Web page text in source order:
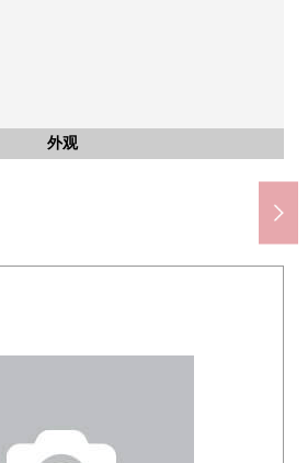
外观
客厅
厨房
公共汽车
客厅
室内
厨房
洗脸
洗脸
公共汽车
厨房
厨房
其他内省
收纳
西式房间
西式房间
其他内省
西式房间
西式房间
收纳
厕所
厕所
西式房间
西式房间
西式房间
西式房间
西式房间
西式房间
收纳
收纳
阳台
阳台
风景
门口
洗脸
收纳
厕所
厕所
风景
外观
外观
含有前面道路的外观
含有前面道路的外观
外观
含有前面道路的外观
含有前面道路的外观
停车场
ｅｒ·市镇商店(约550m)
步行7分钟。
伊势小学(约1150m)
步行15分钟。
伊势中学(约1500m)
步行19分钟。